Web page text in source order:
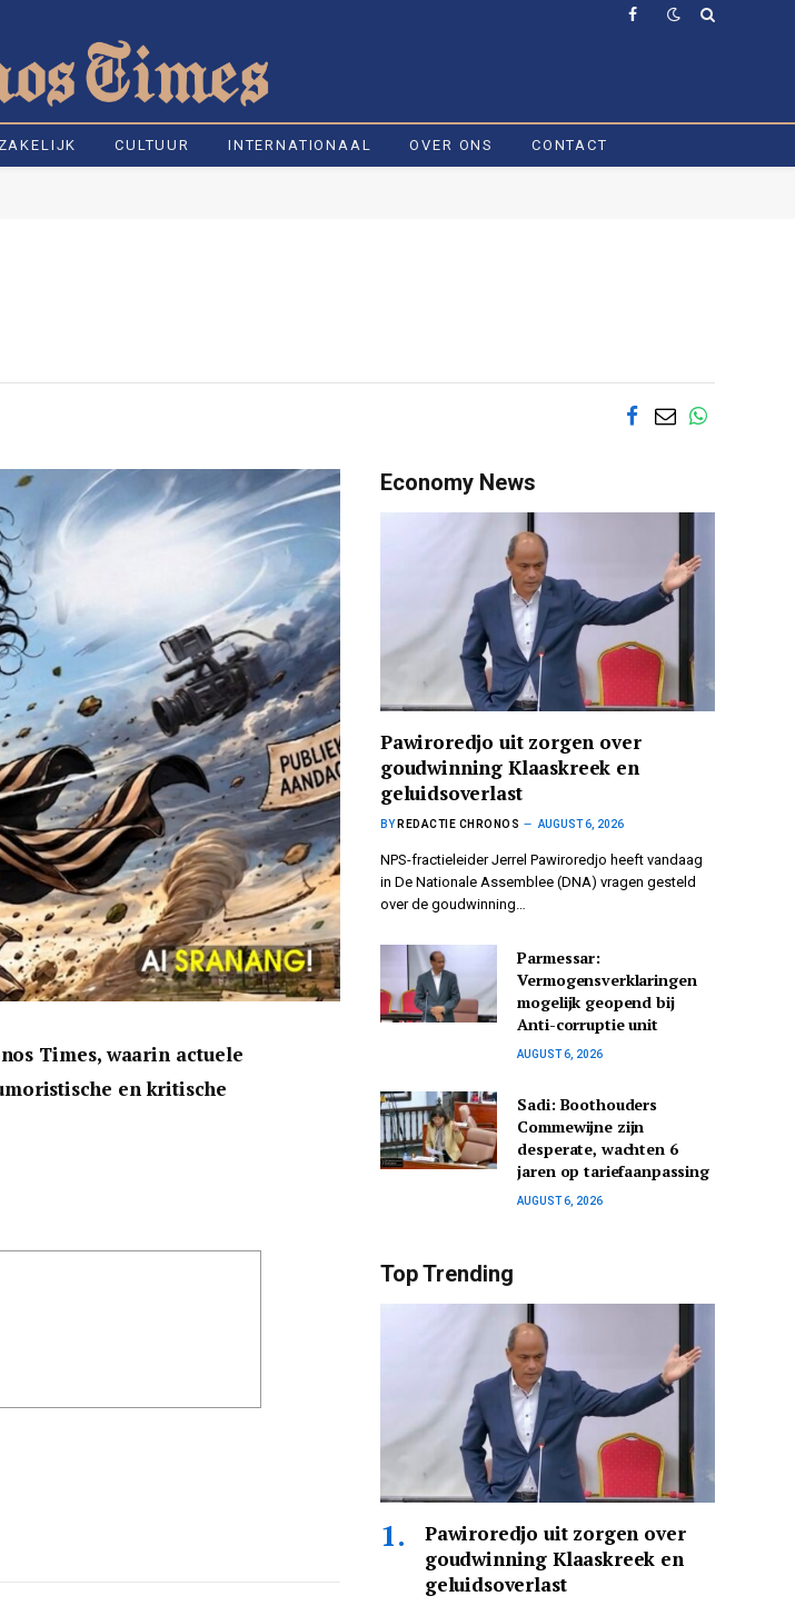
Facebook
ZAKELIJK CULTUUR INTERNATIONAAL OVER ONS CONTACT
Times, waarin actuele
en kritische
Economy News
Pawiroredjo uit zorgen over
goudwinning Klaaskreek en
geluidsoverlast
BY REDACTIE CHRONOS AUGUST 6, 2026
NPS-fractieleider Jerrel Pawiroredjo heeft vandaag
in De Nationale Assemblee (DNA) vragen gesteld
over de goudwinning…
Parmessar:
Vermogensverklaringen
mogelijk geopend bij
Anti-corruptie unit
AUGUST 6, 2026
Sadi: Boothouders
Commewijne zijn
desperate, wachten 6
jaren op tariefaanpassing
AUGUST 6, 2026
Top Trending
Pawiroredjo uit zorgen over
goudwinning Klaaskreek en
geluidsoverlast